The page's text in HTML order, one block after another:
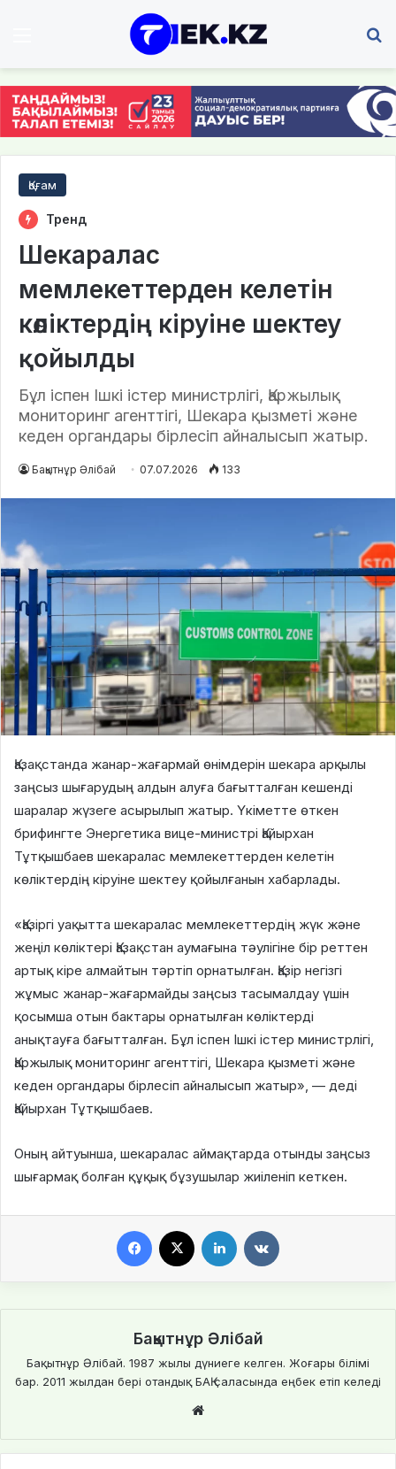
Қоғам
Тренд
Шекаралас
мемлекеттерден келетін
көліктердің кіруіне шектеу
қойылды
Бұл іспен Ішкі істер министрлігі, Қаржылық
мониторинг агенттігі, Шекара қызметі және
кеден органдары бірлесіп айналысып жатыр.
Бақытнұр Әлібай 07.07.2026 133
Қазақстанда жанар-жағармай өнімдерін шекара арқылы
заңсыз шығарудың алдын алуға бағытталған кешенді
шаралар жүзеге асырылып жатыр. Үкіметте өткен
брифингте Энергетика вице-министрі Қайырхан
Тұтқышбаев шекаралас мемлекеттерден келетін
көліктердің кіруіне шектеу қойылғанын хабарлады.
«Қазіргі уақытта шекаралас мемлекеттердің жүк және
жеңіл көліктері Қазақстан аумағына тәулігіне бір реттен
артық кіре алмайтын тәртіп орнатылған. Қазір негізгі
жұмыс жанар-жағармайды заңсыз тасымалдау үшін
қосымша отын бактары орнатылған көліктерді
анықтауға бағытталған. Бұл іспен Ішкі істер министрлігі,
Қаржылық мониторинг агенттігі, Шекара қызметі және
кеден органдары бірлесіп айналысып жатыр», — деді
Қайырхан Тұтқышбаев.
Оның айтуынша, шекаралас аймақтарда отынды заңсыз
шығармақ болған құқық бұзушылар жиіленіп кеткен.
Бақытнұр Әлібай
Бақытнұр Әлібай. 1987 жылы дүниеге келген. Жоғары білімі
бар. 2011 жылдан бері отандық БАҚ саласында еңбек етіп келеді
te